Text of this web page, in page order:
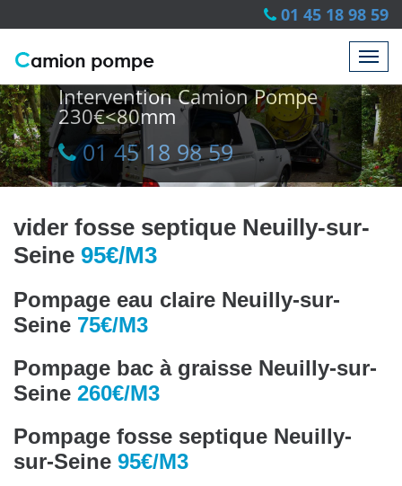
01 45 18 98 59
Intervention Camion Pompe
230€<80mm
01 45 18 98 59
01 45 18 98 59
vider fosse septique Neuilly-sur-
Seine 95€/M3
Pompage eau claire Neuilly-sur-
Seine 75€/M3
Pompage bac à graisse Neuilly-sur-
Seine 260€/M3
Pompage fosse septique Neuilly-
sur-Seine 95€/M3